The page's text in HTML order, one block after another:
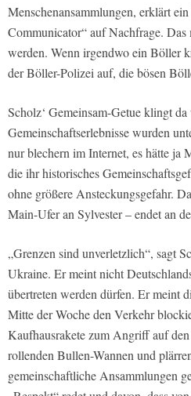
Menschenansammlungen, erklärt
Communicator“ auf Nachfrage. Das
werden. Wenn irgendwo ein Böller
der Böller-Polizei auf, die bösen
Scholz‘ Gemeinsam-Getue klingt
Gemeinschaftserlebnisse wurden
nur blechern im Internet, es hätte ja
die ihr historisches
ohne größere Ansteckungsgefahr.
Main-Ufer an Sylvester – endet an
„Grenzen sind unverletzlich“, sagt
Ukraine. Er meint nicht
übertreten werden dürfen. Er meint
Mitte der Woche den Verkehr
Kaufhausrakete zum Angriff auf
rollenden Bullen-Wannen und
gemeinschaftliche Ansammlungen